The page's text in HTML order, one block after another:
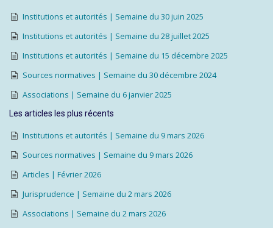
Institutions et autorités | Semaine du 30 juin 2025
Institutions et autorités | Semaine du 28 juillet 2025
Institutions et autorités | Semaine du 15 décembre 2025
Sources normatives | Semaine du 30 décembre 2024
Associations | Semaine du 6 janvier 2025
Les articles les plus récents
Institutions et autorités | Semaine du 9 mars 2026
Sources normatives | Semaine du 9 mars 2026
Articles | Février 2026
Jurisprudence | Semaine du 2 mars 2026
Associations | Semaine du 2 mars 2026